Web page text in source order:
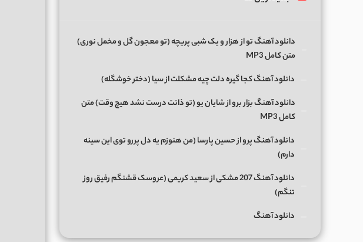
دانلود آهنگ تو از هزار و یک شبی پریچه (تو معجون گل و مخمل نوری)
متن کامل MP3
دانلود آهنگ کجا گیره دلت چیه مشکلت از سیا (دختر خوشگله)
دانلود آهنگ بزار برو از شایان یو (تو ذاتت درست نشد هیچ وقت) متن
کامل MP3
دانلود آهنگ پرو از حسین پارسا (من هنوزم یه دل پررو توی این سینه
دارم)
دانلود آهنگ 207 مشکی از سعید کریمی (عروسک قشنگم رفیق روز
تنگم)
دانلود آهنگ